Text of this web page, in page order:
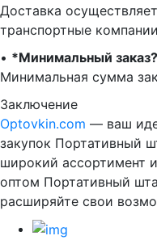
Доставка
транспортные
•⁠ ⁠ *Минимальный
Минимальная сумма
Заключение
Optovkin.com — ваш
закупок Портативный
широкий ассортимент
оптом Портативный
расширяйте свои